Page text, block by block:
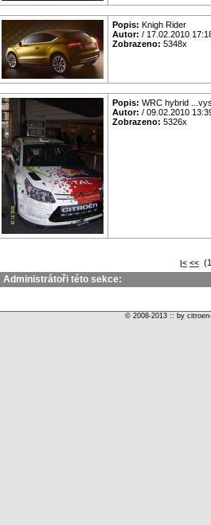
Popis: Knigh Rider
Autor: / 17.02.2010
Zobrazeno: 5348x
Popis: WRC hybrid
Autor: / 09.02.2010
Zobrazeno: 5326x
|< <<
Administrátoři této sekce:
© 2008-2013 :: by